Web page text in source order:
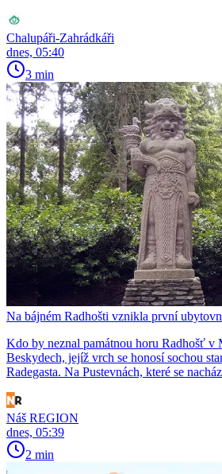
Chalupáři-Zahrádkáři
dnes, 05:40
3 min
Na bájném Radhošti vznikla první
Kdo by neznal památnou horu Radhošť v
Beskydech, jejíž vrch se honosí sochou
Radegasta. Na Pustevnách, které se
Náš REGION
dnes, 05:39
2 min